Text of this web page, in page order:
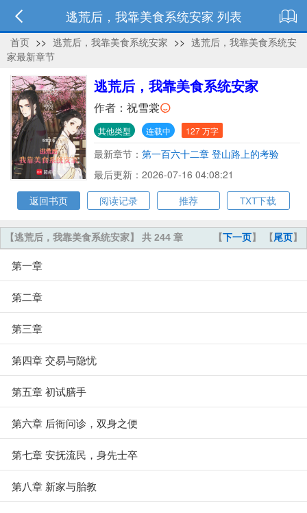
逃荒后，我靠美食系统安家 列表
首页 >> 逃荒后，我靠美食系统安家 >> 逃荒后，我靠美食系统安
家最新章节
逃荒后，我靠美食系统安家
作者： 祝雪裳
其他类型 连载中 127 万字
最新章节： 第一百六十二章 登山路上的考验
最后更新：2026-07-16 04:08:21
返回书页
阅读记录 推荐 TXT下载
【下一页】 【尾页】
【逃荒后，我靠美食系统安家】 共 244 章
第一章
第二章
第三章
第四章 交易与隐忧
第五章 初试膳手
第六章 后衙问诊，双身之便
第七章 安抚流民，身先士卒
第八章 新家与胎教